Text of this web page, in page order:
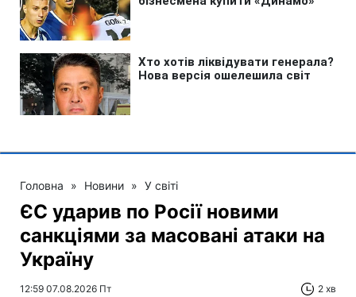
Головна » Новини » У світі
ЄС ударив по Росії новими
санкціями за масовані атаки на
Україну
12:59 07.08.2026 Пт 2 хв